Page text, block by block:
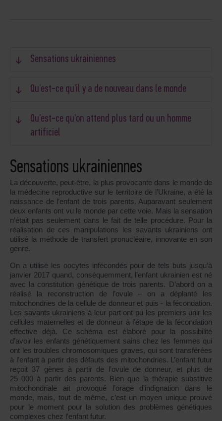
Sensations ukrainiennes
Qu’est-ce qu’il y a de nouveau dans le monde
Qu’est-ce qu’on attend plus tard ou un homme
artificiel
Sensations ukrainiennes
La découverte, peut-être, la plus provocante dans le monde de
la médecine reproductive sur le territoire de l’Ukraine, a été la
naissance de l’enfant de trois parents. Auparavant seulement
deux enfants ont vu le monde par cette voie. Mais la sensation
n’était pas seulement dans le fait de telle procédure. Pour la
réalisation de ces manipulations les savants ukrainiens ont
utilisé la méthode de transfert pronucléaire, innovante en son
genre.
On a utilisé les oocytes infécondés pour de tels buts jusqu’à
janvier 2017 quand, conséquemment, l’enfant ukrainien est né
avec la constitution génétique de trois parents. D’abord on a
réalisé la reconstruction de l’ovule – on a déplanté les
mitochondries de la cellule de donneur et puis - la fécondation.
Les savants ukrainiens à leur part ont pu les premiers unir les
cellules maternelles et de donneur à l’étape de la fécondation
effective déjà. Ce schéma est élaboré pour la possibilité
d’avoir les enfants génétiquement sains chez les femmes qui
ont les troubles chromosomiques graves, qui sont transférées
à l’enfant à partir des défauts des mitochondries. L’enfant futur
reçoit 37 gènes à partir de l’ovule de donneur, et plus de
25 000 à partir des parents. Bien que la thérapie substitive
mitochondriale ait provoqué l’orage d’indignation dans le
monde, mais, tout de même, c’est un moyen unique prouvé
pour le moment pour la solution des problèmes génétiques
complexes chez l’enfant futur.